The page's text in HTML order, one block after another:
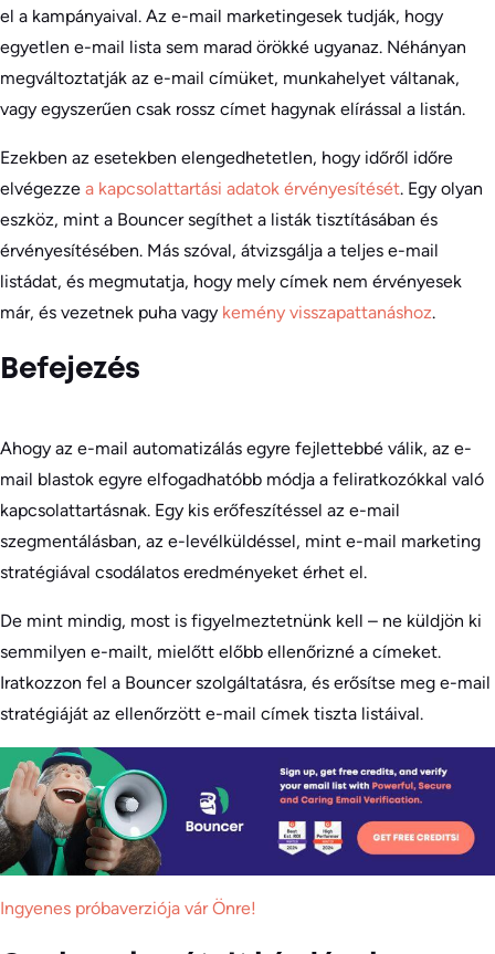
el a kampányaival. Az e-mail marketingesek tudják, hogy
egyetlen e-mail lista sem marad örökké ugyanaz. Néhányan
megváltoztatják az e-mail címüket, munkahelyet váltanak,
vagy egyszerűen csak rossz címet hagynak elírással a listán.
Ezekben az esetekben elengedhetetlen, hogy időről időre
elvégezze a kapcsolattartási adatok érvényesítését. Egy olyan
eszköz, mint a Bouncer segíthet a listák tisztításában és
érvényesítésében. Más szóval, átvizsgálja a teljes e-mail
listádat, és megmutatja, hogy mely címek nem érvényesek
már, és vezetnek puha vagy kemény visszapattanáshoz.
Befejezés
Ahogy az e-mail automatizálás egyre fejlettebbé válik, az e-
mail blastok egyre elfogadhatóbb módja a feliratkozókkal való
kapcsolattartásnak. Egy kis erőfeszítéssel az e-mail
szegmentálásban, az e-levélküldéssel, mint e-mail marketing
stratégiával csodálatos eredményeket érhet el.
De mint mindig, most is figyelmeztetnünk kell – ne küldjön ki
semmilyen e-mailt, mielőtt előbb ellenőrizné a címeket.
Iratkozzon fel a Bouncer szolgáltatásra, és erősítse meg e-mail
stratégiáját az ellenőrzött e-mail címek tiszta listáival.
Ingyenes próbaverziója vár Önre!